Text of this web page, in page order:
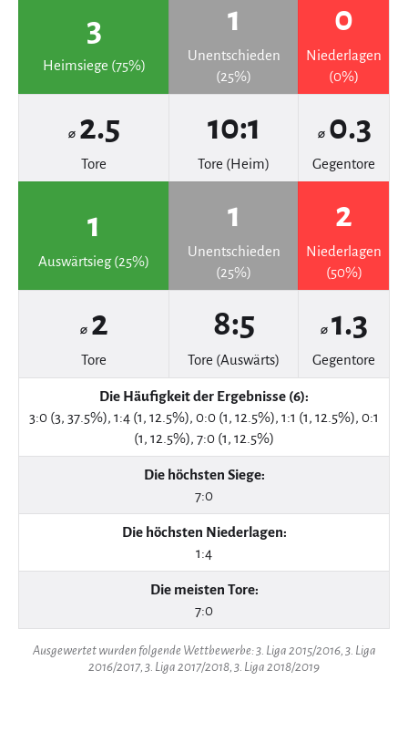
3
Heimsiege (75%)
1
Unentschieden
(25%)
0
Niederlagen
(0%)
⌀ 2.5
Tore
10:1
Tore (Heim)
⌀ 0.3
Gegentore
1
Auswärtsieg (25%)
1
Unentschieden
(25%)
2
Niederlagen
(50%)
⌀ 2
Tore
8:5
Tore (Auswärts)
⌀ 1.3
Gegentore
Die Häufigkeit der Ergebnisse (6):
3:0 (3, 37.5%), 1:4 (1, 12.5%), 0:0 (1, 12.5%), 1:1 (1, 12.5%), 0:1
(1, 12.5%), 7:0 (1, 12.5%)
Die höchsten Siege:
7:0
Die höchsten Niederlagen:
1:4
Die meisten Tore:
7:0
Ausgewertet wurden folgende Wettbewerbe: 3. Liga 2015/2016, 3. Liga
2016/2017, 3. Liga 2017/2018, 3. Liga 2018/2019